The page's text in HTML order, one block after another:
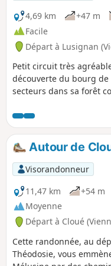
4,69 km
+47 m
Facile
Départ à Lusignan
Petit circuit très
découverte du bourg
secteurs dans sa forêt
explicatifs des planètes
solaire. Chacun de nos
équivaut à 700 000 km !
compte que Neptune
de nous ! Idéal pour une
Autour de
Visorandonneur
11,47 km
+54 m
Moyenne
Départ à Cloué
Cette randonnée, au
Théodosie, vous